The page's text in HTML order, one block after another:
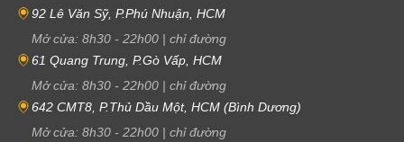
92 Lê Văn Sỹ, P.Phú Nhuận, HCM
Mở cửa: 8h30 - 22h00 | chỉ đường
61 Quang Trung, P.Gò Vấp, HCM
Mở cửa: 8h30 - 22h00 | chỉ đường
642 CMT8, P.Thủ Dầu Một, HCM (Bình Dương)
Mở cửa: 8h30 - 22h00 | chỉ đường